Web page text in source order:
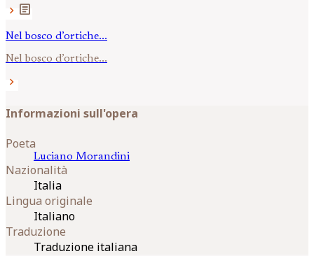
chevron_right article
Nel bosco d’ortiche...
Nel bosco d’ortiche...
chevron_right
Informazioni sull'opera
Poeta
Luciano Morandini
Nazionalità
Italia
Lingua originale
Italiano
Traduzione
Traduzione italiana